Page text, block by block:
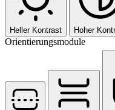
Heller Kontrast Hoher
Orientierungsmodule